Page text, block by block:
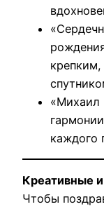
«Михаил
каждого
Креативные
Чтобы